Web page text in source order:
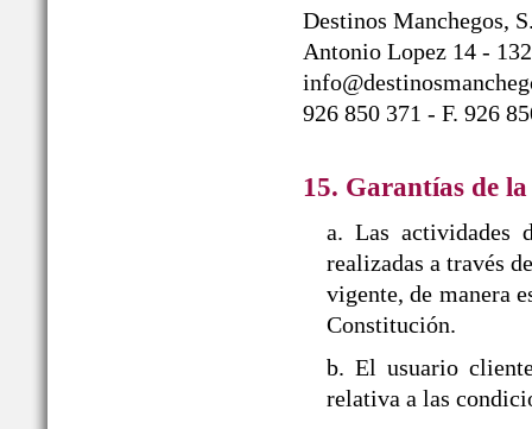
Destinos Manchegos,
Antonio Lopez 14 -
926 850 371 - F. 926
15. Garantías de
a. Las actividades
realizadas a través
vigente, de manera
Constitución.
b. El usuario
relativa a las